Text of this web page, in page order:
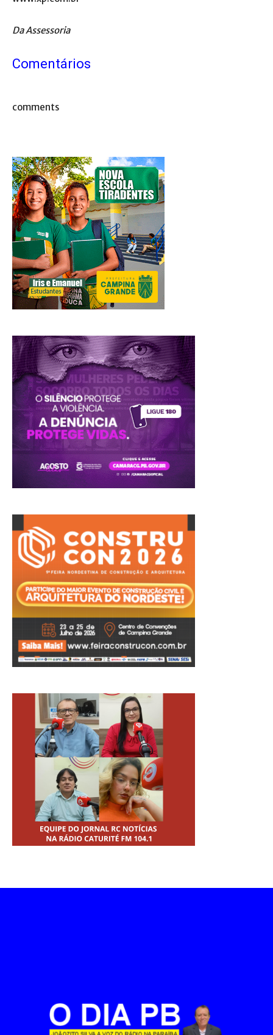
Da Assessoria
Comentários
comments